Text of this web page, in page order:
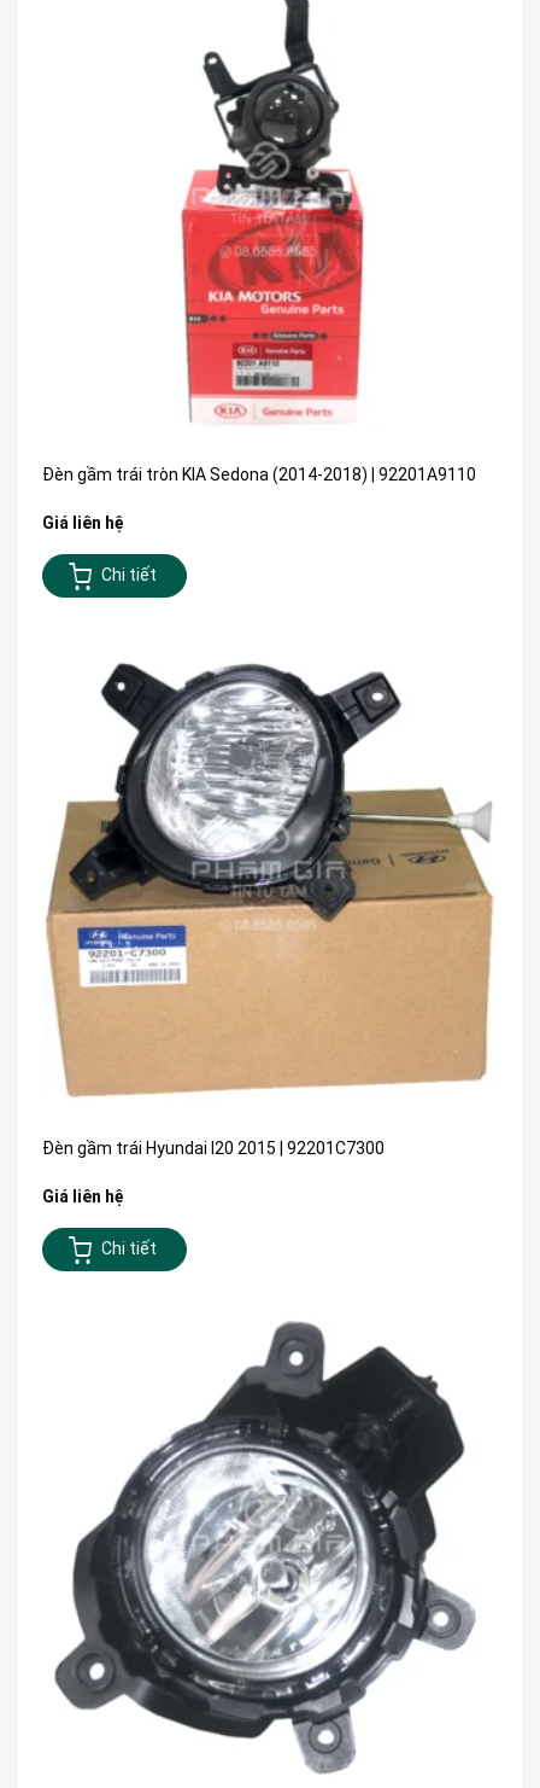
Đèn gầm trái tròn KIA Sedona (2014-2018) | 92201A9110
Giá liên hệ
Chi tiết
Đèn gầm trái Hyundai I20 2015 | 92201C7300
Giá liên hệ
Chi tiết